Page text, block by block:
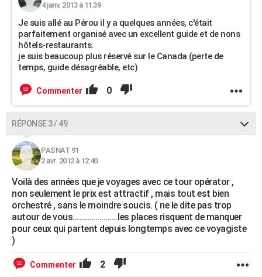
4 janv. 2013 à 11:39
Je suis allé au Pérou il y a quelques années, c'était
parfaitement organisé avec un excellent guide et de nons
hôtels-restaurants.
je suis beaucoup plus réservé sur le Canada (perte de
temps, guide désagréable, etc)
Commenter 0
RÉPONSE 3 / 49
PASNAT 91
2 avr. 2012 à 12:40
Voilà des années que je voyages avec ce tour opérator ,
non seulement le prix est attractif , mais tout est bien
orchestré , sans le moindre soucis. ( ne le dite pas trop
autour de vous......................les places risquent de manquer
pour ceux qui partent depuis longtemps avec ce voyagiste
)
Commenter 2